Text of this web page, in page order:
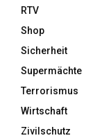
RTV
Shop
Sicherheit
Supermächte
Terrorismus
Wirtschaft
Zivilschutz